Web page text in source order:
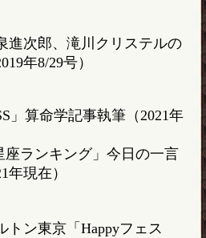
進次郎、滝川クリステルの
年8/29号）
」算命学記事執筆（2021年
座ランキング」今日の一言
年現在）
トン東京「Happyフェス